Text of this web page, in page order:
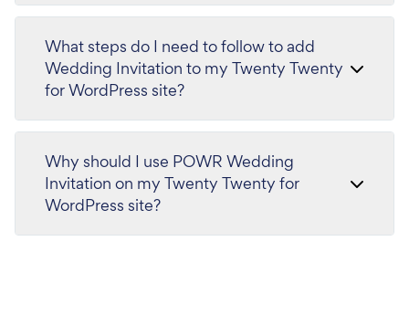
What steps do I need to follow to add
Wedding Invitation to my Twenty Twenty
for WordPress site?
Why should I use POWR Wedding
Invitation on my Twenty Twenty for
WordPress site?